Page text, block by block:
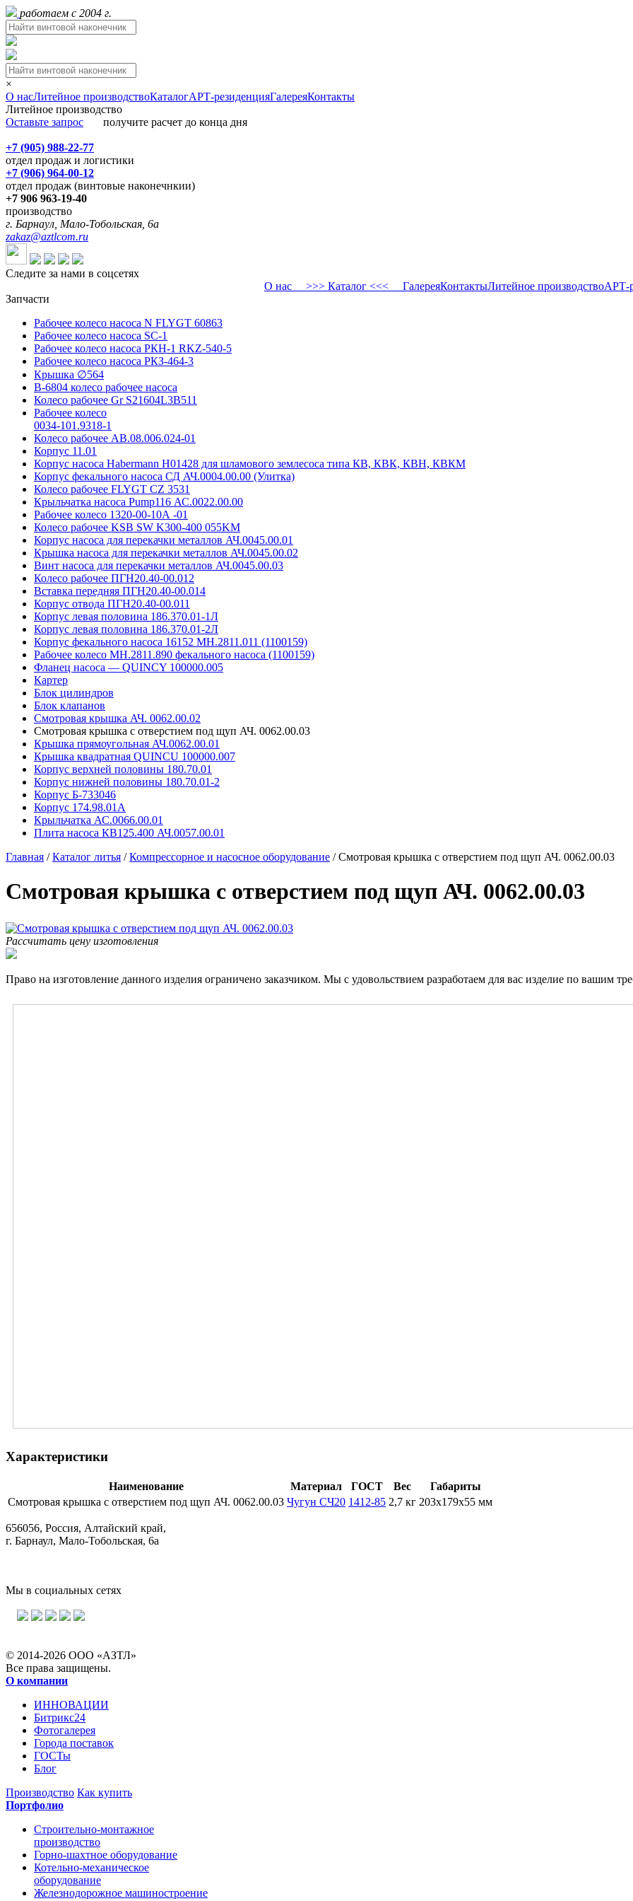
работаем с 2004 г.
×
О насЛитейное производствоКаталогАРТ-резиденцияГалереяКонтакты
Литейное производство
Оставьте запрос получите расчет до конца дня
+7 (905) 988-22-77
отдел продаж и логистики
+7 (906) 964-00-12
отдел продаж (винтовые наконечнкии)
+7 906 963-19-40
производство
г. Барнаул, Мало-Тобольская, 6а
zakaz@aztlcom.ru
Следите за нами в соцсетях
О нас >>> Каталог <<< ГалереяКонтактыЛитейное производствоАРТ-
Запчасти
Рабочее колесо насоса N FLYGT 60863
Рабочее колесо насоса SC-1
Рабочее колесо насоса РКН-1 RKZ-540-5
Рабочее колесо насоса РКЗ-464-3
Крышка ∅564
В-6804 колесо рабочее насоса
Колесо рабочее Gr S21604L3B511
Рабочее колесо
0034-101.9318-1
Колесо рабочее АВ.08.006.024-01
Корпус 11.01
Корпус насоса Habermann H01428 для шламового землесоса типа КВ, КВК, КВН, КВКМ
Корпус фекального насоса СД АЧ.0004.00.00 (Улитка)
Колесо рабочее FLYGT CZ 3531
Крыльчатка насоса Pump116 АС.0022.00.00
Рабочее колесо 1320-00-10А -01
Колесо рабочее KSB SW K300-400 055KM
Корпус насоса для перекачки металлов АЧ.0045.00.01
Крышка насоса для перекачки металлов АЧ.0045.00.02
Винт насоса для перекачки металлов АЧ.0045.00.03
Колесо рабочее ПГН20.40-00.012
Вставка передняя ПГН20.40-00.014
Корпус отвода ПГН20.40-00.011
Корпус левая половина 186.370.01-1Л
Корпус левая половина 186.370.01-2Л
Корпус фекального насоса 16152 MH.2811.011 (1100159)
Рабочее колесо MH.2811.890 фекального насоса (1100159)
Фланец насоса — QUINCY 100000.005
Картер
Блок цилиндров
Блок клапанов
Смотровая крышка АЧ. 0062.00.02
Смотровая крышка с отверстием под щуп АЧ. 0062.00.03
Крышка прямоугольная АЧ.0062.00.01
Крышка квадратная QUINCU 100000.007
Корпус верхней половины 180.70.01
Корпус нижней половины 180.70.01-2
Корпус Б-733046
Корпус 174.98.01А
Крыльчатка АС.0066.00.01
Плита насоса КВ125.400 АЧ.0057.00.01
Главная /Каталог литья /Компрессорное и насосное оборудование /Смотровая крышка с отверстием под щуп АЧ. 0062.00.03
Смотровая крышка с отверстием под щуп АЧ. 0062.00.03
Рассчитать цену изготовления
Право на изготовление данного изделия ограничено заказчиком. Мы с удовольствием разработаем для вас изделие по вашим
Характеристики
Наименование Материал ГОСТ Вес
Габариты
Смотровая крышка с отверстием под щуп АЧ. 0062.00.03 Чугун СЧ20 1412-85 2,7 кг 203х179х55 мм
656056, Россия, Алтайский край,
г. Барнаул, Мало-Тобольская, 6а
Мы в социальных сетях
© 2014-2026 ООО «АЗТЛ»
Все права защищены.
О компании
ИННОВАЦИИ
Битрикс24
Фотогалерея
Города поставок
ГОСТы
Блог
Производство Как купить
Портфолио
Строительно-монтажное
производство
Горно-шахтное оборудование
Котельно-механическое
оборудование
Железнодорожное машиностроение